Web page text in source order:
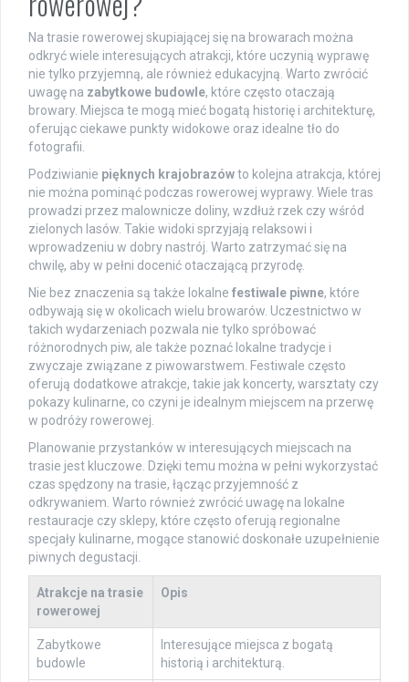
Na trasie rowerowej skupiającej się na browarach można
odkryć wiele interesujących atrakcji, które uczynią wyprawę
nie tylko przyjemną, ale również edukacyjną. Warto zwrócić
uwagę na zabytkowe budowle, które często otaczają
browary. Miejsca te mogą mieć bogatą historię i architekturę,
oferując ciekawe punkty widokowe oraz idealne tło do
fotografii.
Podziwianie pięknych krajobrazówto kolejna atrakcja, której
nie można pominąć podczas rowerowej wyprawy. Wiele tras
prowadzi przez malownicze doliny, wzdłuż rzek czy wśród
zielonych lasów. Takie widoki sprzyjają relaksowi i
wprowadzeniu w dobry nastrój. Warto zatrzymać się na
chwilę, aby w pełni docenić otaczającą przyrodę.
Nie bez znaczenia są także lokalne festiwale piwne, które
odbywają się w okolicach wielu browarów. Uczestnictwo w
takich wydarzeniach pozwala nie tylko spróbować
różnorodnych piw, ale także poznać lokalne tradycje i
zwyczaje związane z piwowarstwem. Festiwale często
oferują dodatkowe atrakcje, takie jak koncerty, warsztaty czy
pokazy kulinarne, co czyni je idealnym miejscem na przerwę
w podróży rowerowej.
Planowanie przystanków w interesujących miejscach na
trasie jest kluczowe. Dzięki temu można w pełni wykorzystać
czas spędzony na trasie, łącząc przyjemność z
odkrywaniem. Warto również zwrócić uwagę na lokalne
restauracje czy sklepy, które często oferują regionalne
specjały kulinarne, mogące stanowić doskonałe uzupełnienie
piwnych degustacji.
Atrakcje na trasie
rowerowej
Opis
Zabytkowe
budowle
Interesujące miejsca z bogatą
historią i architekturą.